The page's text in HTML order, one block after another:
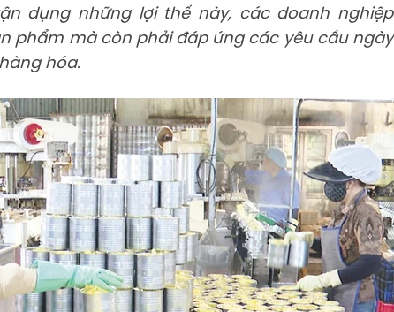
dụng những lợi thế này, các doanh nghiệp
phẩm mà còn phải đáp ứng các yêu cầu ngày
hóa.